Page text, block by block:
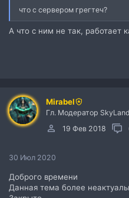
что с сервером грегтеч?
А что с ним не так, работает
Mirabel
Гл. Модератор SkyLand
19 Фев 2018
30 Июл 2020
Доброго времени
Данная тема более